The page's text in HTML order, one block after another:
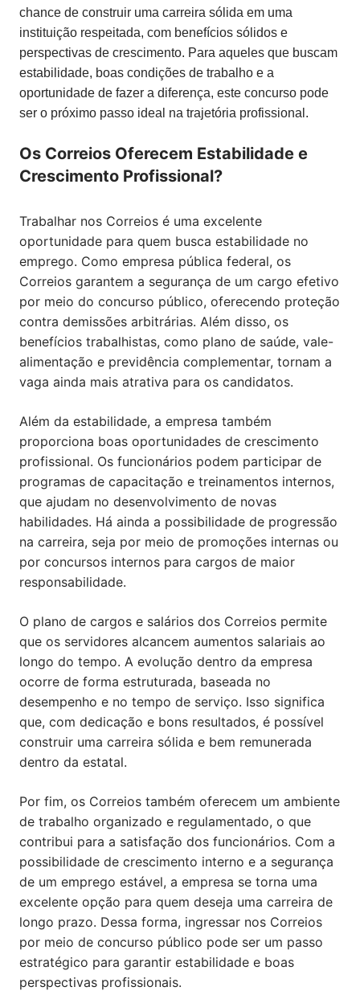
chance de construir uma carreira sólida em uma
instituição respeitada, com benefícios sólidos e
perspectivas de crescimento. Para aqueles que buscam
estabilidade, boas condições de trabalho e a
oportunidade de fazer a diferença, este concurso pode
ser o próximo passo ideal na trajetória profissional.
Os Correios Oferecem Estabilidade e
Crescimento Profissional?
Trabalhar nos Correios é uma excelente
oportunidade para quem busca estabilidade no
emprego. Como empresa pública federal, os
Correios garantem a segurança de um cargo efetivo
por meio do concurso público, oferecendo proteção
contra demissões arbitrárias. Além disso, os
benefícios trabalhistas, como plano de saúde, vale-
alimentação e previdência complementar, tornam a
vaga ainda mais atrativa para os candidatos.
Além da estabilidade, a empresa também
proporciona boas oportunidades de crescimento
profissional. Os funcionários podem participar de
programas de capacitação e treinamentos internos,
que ajudam no desenvolvimento de novas
habilidades. Há ainda a possibilidade de progressão
na carreira, seja por meio de promoções internas ou
por concursos internos para cargos de maior
responsabilidade.
O plano de cargos e salários dos Correios permite
que os servidores alcancem aumentos salariais ao
longo do tempo. A evolução dentro da empresa
ocorre de forma estruturada, baseada no
desempenho e no tempo de serviço. Isso significa
que, com dedicação e bons resultados, é possível
construir uma carreira sólida e bem remunerada
dentro da estatal.
Por fim, os Correios também oferecem um ambiente
de trabalho organizado e regulamentado, o que
contribui para a satisfação dos funcionários. Com a
possibilidade de crescimento interno e a segurança
de um emprego estável, a empresa se torna uma
excelente opção para quem deseja uma carreira de
longo prazo. Dessa forma, ingressar nos Correios
por meio de concurso público pode ser um passo
estratégico para garantir estabilidade e boas
perspectivas profissionais.